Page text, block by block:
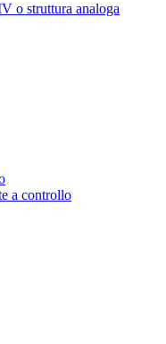
o struttura analoga
a controllo